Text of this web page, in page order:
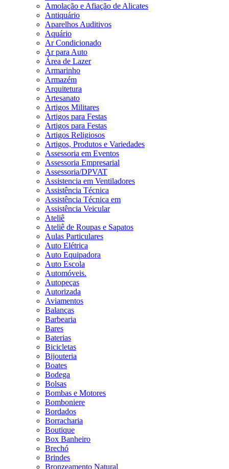
Amolação e Afiação de Alicates
Antiquário
Aparelhos Auditivos
Aquário
Ar Condicionado
Ar para Auto
Área de Lazer
Armarinho
Armazém
Arquitetura
Artesanato
Artigos Militares
Artigos para Festas
Artigos para Festas
Artigos Religiosos
Artigos, Produtos e Variedades
Assessoria em Eventos
Assessoria Empresarial
Assessoria/DPVAT
Assistencia em Ventiladores
Assistência Técnica
Assistência Técnica em
Assistência Veicular
Ateliê
Ateliê de Roupas e Sapatos
Aulas Particulares
Auto Elétrica
Auto Equipadora
Auto Escola
Automóveis.
Autopeças
Autorizada
Aviamentos
Balanças
Barbearia
Bares
Baterias
Bicicletas
Bijouteria
Boates
Bodega
Bolsas
Bombas e Motores
Bomboniere
Bordados
Borracharia
Boutique
Box Banheiro
Brechó
Brindes
Bronzeamento Natural